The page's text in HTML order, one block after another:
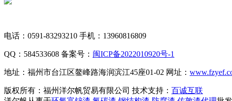
电话：0591-83293210 手机：13960816809
QQ：584533608 备案号： 闽ICP备2022010920号-1
地址：福州市台江区鳌峰路海润滨江45座01-02 网址：
版权所有：福州洋尔帆贸易有限公司 技术支持： 百诚互联